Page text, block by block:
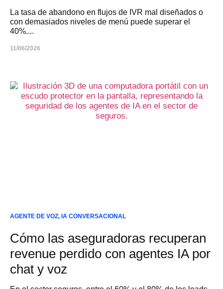
La tasa de abandono en flujos de IVR mal diseñados o
con demasiados niveles de menú puede superar el
40%....
11/06/2026
AGENTE DE VOZ, IA CONVERSACIONAL
Cómo las aseguradoras recuperan
revenue perdido con agentes IA por
chat y voz